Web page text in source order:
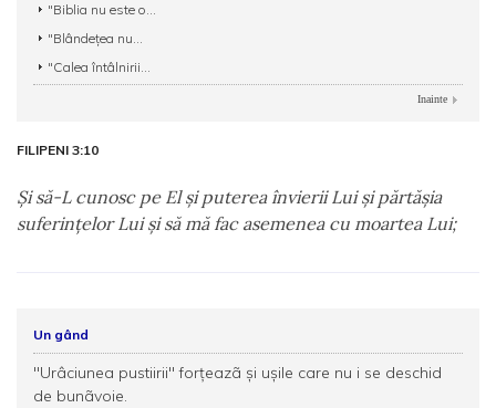
"Biblia nu este o...
"Blândeţea nu...
"Calea întâlnirii...
Inainte
FILIPENI 3:10
Şi să-L cunosc pe El şi puterea învierii Lui şi părtăşia
suferinţelor Lui şi să mă fac asemenea cu moartea Lui;
Un gând
"Urâciunea pustiirii" forţeazã şi uşile care nu i se deschid
de bunãvoie.